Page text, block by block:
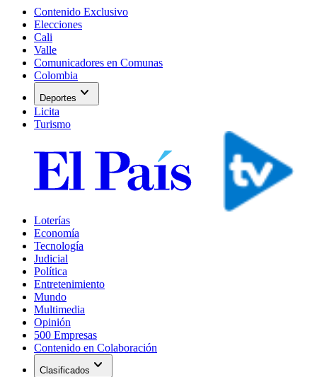
Contenido Exclusivo
Elecciones
Cali
Valle
Comunicadores en Comunas
Colombia
Deportes expand_more
Licita
Turismo
Loterías
Economía
Tecnología
Judicial
Política
Entretenimiento
Mundo
Multimedia
Opinión
500 Empresas
Contenido en Colaboración
Clasificados expand_more